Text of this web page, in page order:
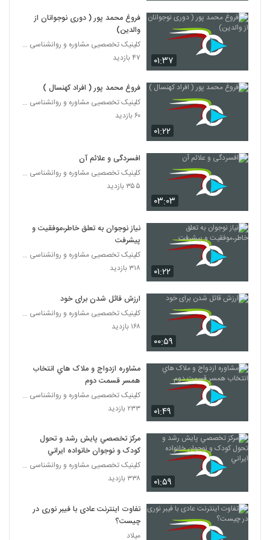
دکتر زیبا ایرانی ( حسادت در فضای مجازی )
51
دکتر زیبا ایرانی ( رقابت به جای حسادت )
۱۳ بازدید
دکتر زیبا ایرانی ( رقابت و حسادت )
۱۴ بازدید
کودکانی که به کودکان دیگر حسادت دارند
54
از چه کسانی می توان انتقاد کرد
۲۵ بازدید
انتقاد در شرایط و مکان مناسب
۲۵ بازدید
آیا شیوه انتقاد برای همگان یکسان است؟
57
۱۶ بازدید
58
دکتر زیبا ایرانی ( انتقاد پذیری )
۱۵ بازدید
دکتر زیبا ایرانی ( نحوه صحیح انتقاد )
60
دکتر زیبا ایرانی ( انواع حافظه )
۱۳ بازدید
۰۱:۳۷
فروغ محمد پور ( دوری نوجوانان از
والدین)
کلینیک تخصصیی مشاوره و روانشناسی خانواده ایرانی
۴۷ بازدید
۰۱:۲۲
فروغ محمد پور ( افراد کهنسال )
کلینیک تخصصیی مشاوره و روانشناسی خانواده ایرانی
۶۰ بازدید
۰۳:۰۳
افسردگی و علائم آن
کلینیک تخصصیی مشاوره و روانشناسی خانواده ایرانی
۳۵۵ بازدید
۰۱:۲۲
نیاز نوجوان به تعلق خاطر،موفقیت و
پیشرفت
کلینیک تخصصیی مشاوره و روانشناسی خانواده ایرانی
۳۱۸ بازدید
۰۰:۵۹
ارزش قائل شدن برای خود
کلینیک تخصصیی مشاوره و روانشناسی خانواده ایرانی
۱۶۸ بازدید
۰۱:۴۹
مشاوره ازدواج و ملاک هاي انتخاب
همسر قسمت دوم
کلینیک تخصصیی مشاوره و روانشناسی خانواده ایرانی
۲۳۳ بازدید
۰۱:۵۹
مرکز تخصصي پايش رشد و تحول
کودک و نوجوان خانواده ايراني
کلینیک تخصصیی مشاوره و روانشناسی خانواده ایرانی
۳۳۸ بازدید
تفاوت اینترنت عادی با فیبر نوری در
چیست؟
میلاد